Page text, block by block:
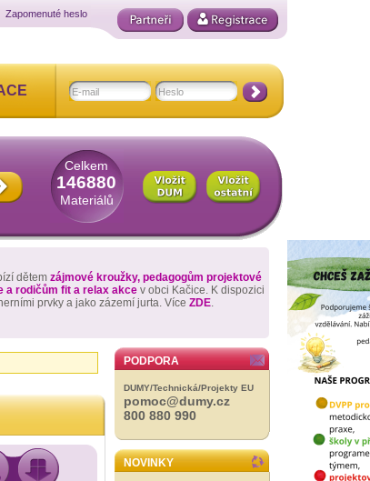
Zapomenuté heslo
Celkem
146880
Materiálů
dětem zájmové kroužky, pedagogům projektové
a rodičům fit a relax akce v obci Kačice. K dispozici
prvky a jako zázemí jurta. Více ZDE.
PODPORA
DUMY/Technická/Projekty EU
pomoc@dumy.cz
800 880 990
NOVINKY